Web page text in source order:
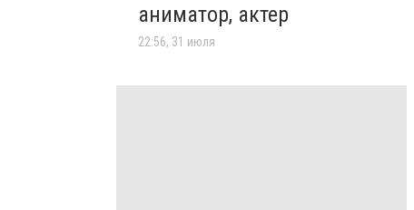
аниматор, актер
22:56, 31 июля